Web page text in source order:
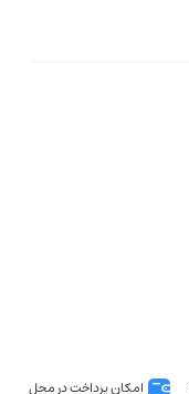
امکان پرداخت در محل